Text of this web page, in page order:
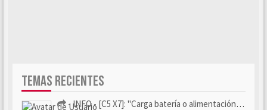
TEMAS RECIENTES
- INFO - [C5 X7]: "Carga batería o alimentación eléctri...